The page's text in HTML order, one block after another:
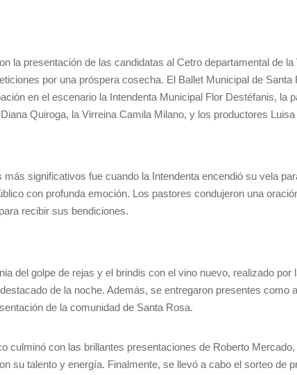
la presentación de las candidatas al Cetro departamental de
por una próspera cosecha. El Ballet Municipal de
en el escenario la Intendenta Municipal Flor Destéfanis, la
Quiroga, la Virreina Camila Milano, y los productores
significativos fue cuando la Intendenta encendió su vela
con profunda emoción. Los pastores condujeron una
recibir sus bendiciones.
del golpe de rejas y el brindis con el vino nuevo, realizado
de la noche. Además, se entregaron presentes como
de la comunidad de Santa Rosa.
culminó con las brillantes presentaciones de Roberto
su talento y energía. Finalmente, se llevó a cabo el sorteo de